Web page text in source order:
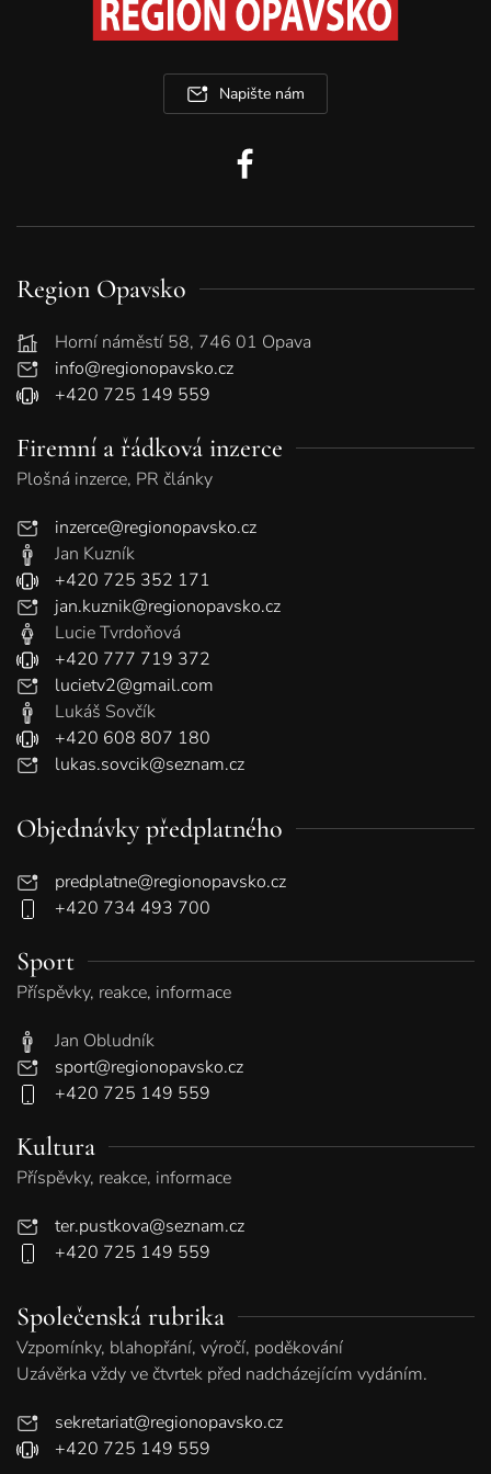
Napište nám
Region Opavsko
Horní náměstí 58, 746 01 Opava
info@regionopavsko.cz
+420 725 149 559
Firemní a řádková inzerce
Plošná inzerce, PR články
inzerce@regionopavsko.cz
Jan Kuzník
+420 725 352 171
jan.kuznik@regionopavsko.cz
Lucie Tvrdoňová
+420 777 719 372
lucietv2@gmail.com
Lukáš Sovčík
+420 608 807 180
lukas.sovcik@seznam.cz
Objednávky předplatného
predplatne@regionopavsko.cz
+420 734 493 700
Sport
Příspěvky, reakce, informace
Jan Obludník
sport@regionopavsko.cz
+420 725 149 559
Kultura
Příspěvky, reakce, informace
ter.pustkova@seznam.cz
+420 725 149 559
Společenská rubrika
Vzpomínky, blahopřání, výročí, poděkování
Uzávěrka vždy ve čtvrtek před nadcházejícím vydáním.
sekretariat@regionopavsko.cz
+420 725 149 559